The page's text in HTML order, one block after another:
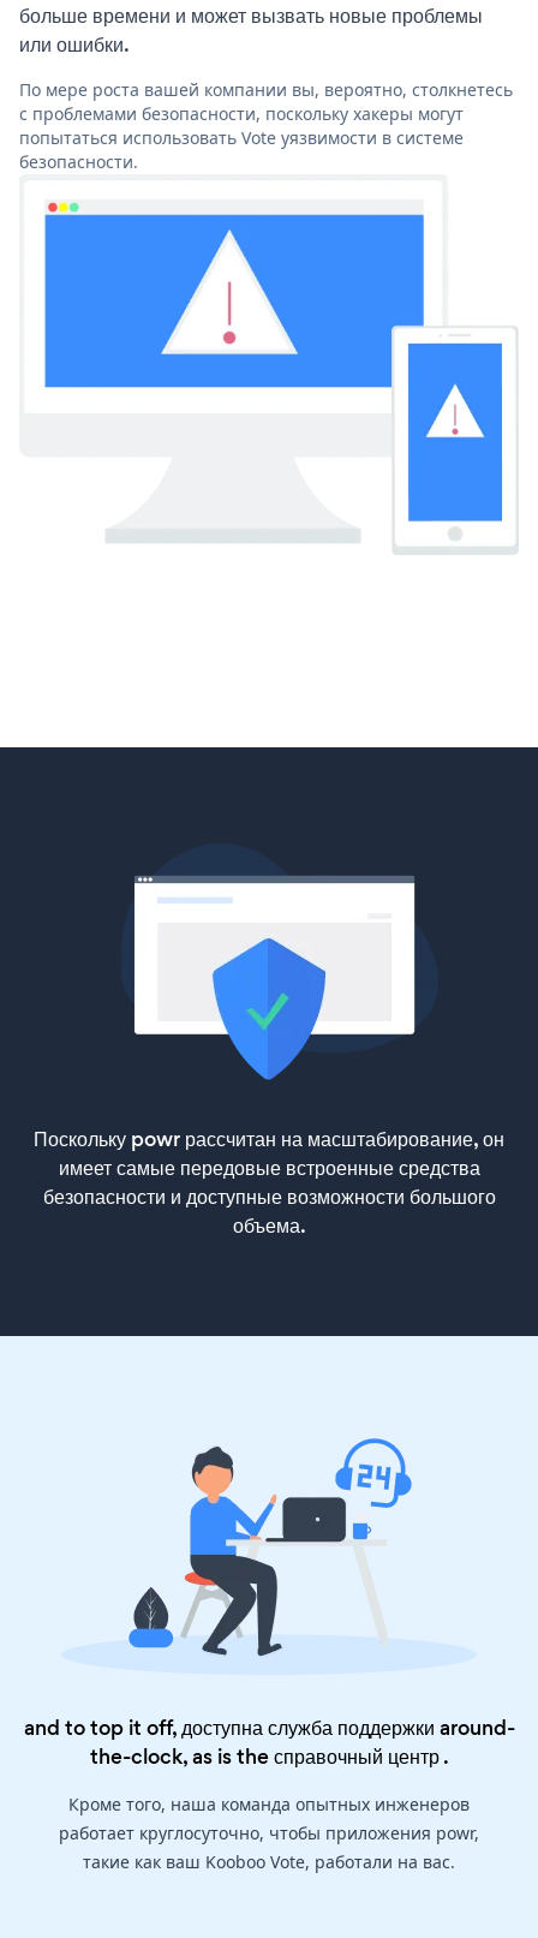
больше времени и может вызвать новые проблемы
или ошибки.
По мере роста вашей компании вы, вероятно, столкнетесь
с проблемами безопасности, поскольку хакеры могут
попытаться использовать Vote уязвимости в системе
безопасности.
Поскольку powr рассчитан на масштабирование, он
имеет самые передовые встроенные средства
безопасности и доступные возможности большого
объема.
and to top it off, доступна служба поддержки around-
the-clock, as is theсправочный центр.
Кроме того, наша команда опытных инженеров
работает круглосуточно, чтобы приложения powr,
такие как ваш Kooboo Vote, работали на вас.